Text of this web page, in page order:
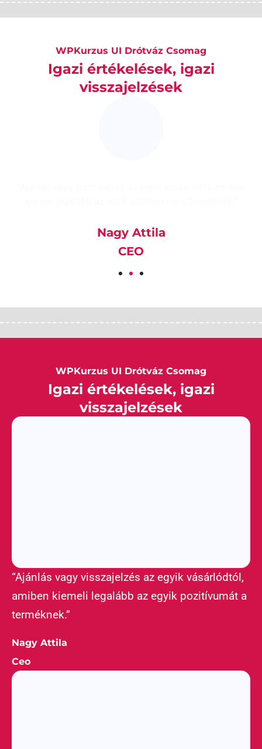
WPKurzus UI Drótváz Csomag
Igazi értékelések, igazi
visszajelzések
Nagy Attila
CEO
WPKurzus UI Drótváz Csomag
Igazi értékelések, igazi
visszajelzések
“Ajánlás vagy visszajelzés az egyik vásárlódtól,
amiben kiemeli legalább az egyik pozitívumát a
terméknek.”
Nagy Attila
Ceo